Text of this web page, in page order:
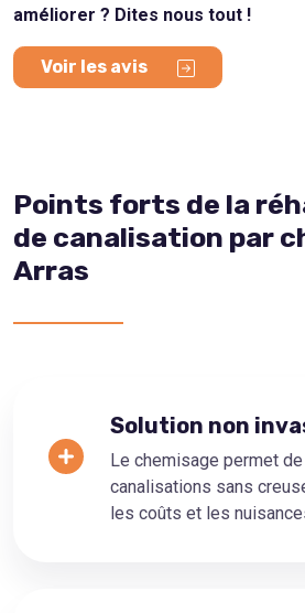
améliorer ? Dites nous tout !
Voir les avis
Points forts de la
de canalisation par
Arras
Solution non
Le chemisage permet
canalisations sans
les coûts et les